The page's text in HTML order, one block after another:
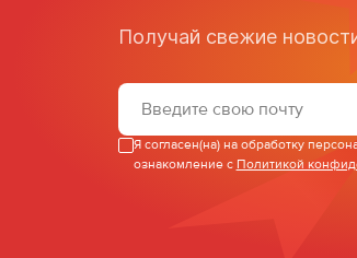
Получай свежие
Я согласен(на) на обработку
ознакомление с Политикой